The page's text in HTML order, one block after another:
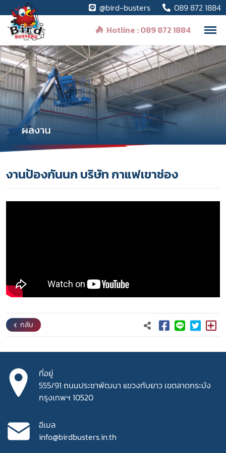
@bird-busters
089 872 1884
Hotline : 089 872 1884
งานป้องกันนก บริษัท กาแฟเขาช่อง
กลับ
ที่อยู่
555/91 ถนนประชาพัฒนา แขวงทับยาว เขตลาดกระบัง
กรุงเทพฯ 10520
อีเมล
info@birdbusters.in.th